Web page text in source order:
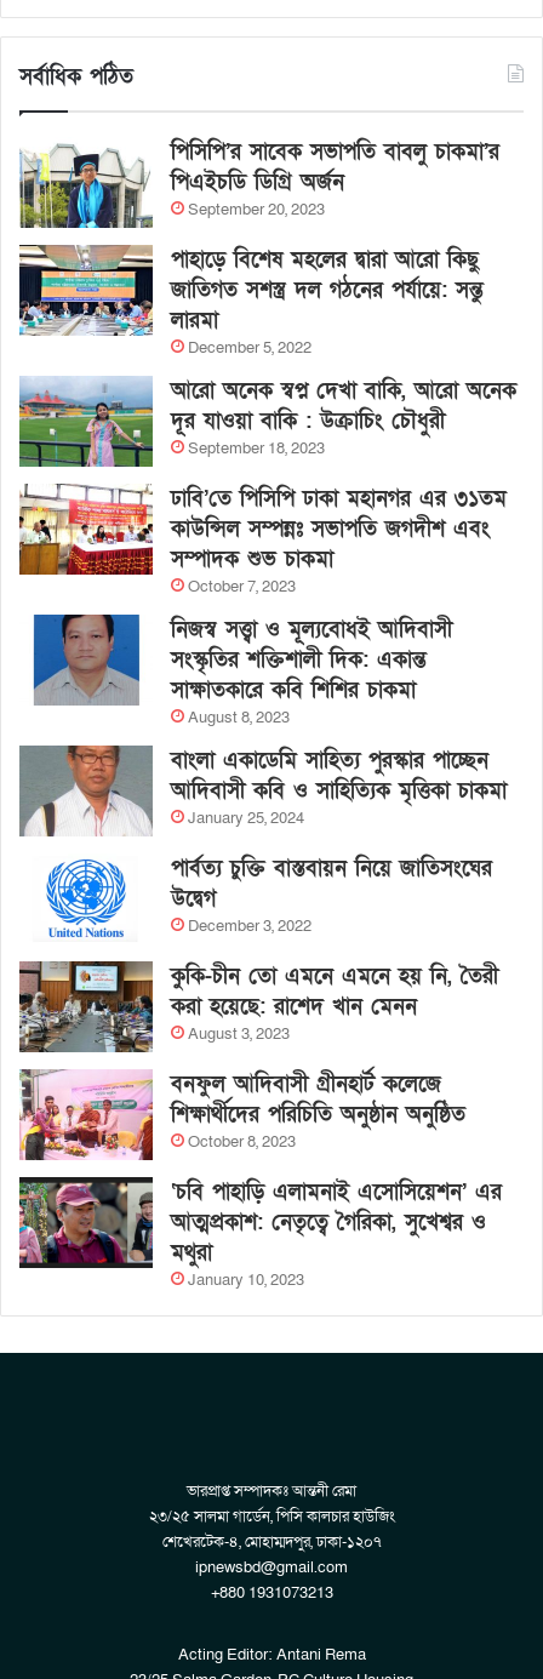
সর্বাধিক পঠিত
পিসিপি’র সাবেক সভাপতি বাবলু চাকমা’র
পিএইচডি ডিগ্রি অর্জন
September 20, 2023
পাহাড়ে বিশেষ মহলের দ্বারা আরো কিছু
জাতিগত সশস্ত্র দল গঠনের পর্যায়ে: সন্তু
লারমা
December 5, 2022
আরো অনেক স্বপ্ন দেখা বাকি, আরো অনেক
দূর যাওয়া বাকি : উক্রাচিং চৌধুরী
September 18, 2023
ঢাবি’তে পিসিপি ঢাকা মহানগর এর ৩১তম
কাউন্সিল সম্পন্নঃ সভাপতি জগদীশ এবং
সম্পাদক শুভ চাকমা
October 7, 2023
নিজস্ব সত্ত্বা ও মূল্যবোধই আদিবাসী
সংস্কৃতির শক্তিশালী দিক: একান্ত
সাক্ষাতকারে কবি শিশির চাকমা
August 8, 2023
বাংলা একাডেমি সাহিত্য পুরস্কার পাচ্ছেন
আদিবাসী কবি ও সাহিত্যিক মৃত্তিকা চাকমা
January 25, 2024
পার্বত্য চুক্তি বাস্তবায়ন নিয়ে জাতিসংঘের
উদ্বেগ
December 3, 2022
কুকি-চীন তো এমনে এমনে হয় নি, তৈরী
করা হয়েছে: রাশেদ খান মেনন
August 3, 2023
বনফুল আদিবাসী গ্রীনহার্ট কলেজে
শিক্ষার্থীদের পরিচিতি অনুষ্ঠান অনুষ্ঠিত
October 8, 2023
‘চবি পাহাড়ি এলামনাই এসোসিয়েশন’ এর
আত্মপ্রকাশ: নেতৃত্বে গৈরিকা, সুখেশ্বর ও
মথুরা
January 10, 2023
ভারপ্রাপ্ত সম্পাদকঃ আন্তনী রেমা
২৩/২৫ সালমা গার্ডেন, পিসি কালচার হাউজিং
শেখেরটেক-৪, মোহাম্মদপুর, ঢাকা-১২০৭
ipnewsbd@gmail.com
+880 1931073213
Acting Editor: Antani Rema